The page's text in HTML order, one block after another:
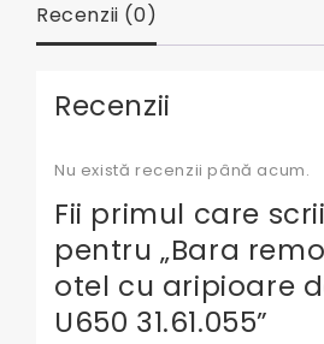
Recenzii (0)
Recenzii
Nu există recenzii până acum.
Fii primul care
pentru „Bara
otel cu aripioare
U650 31.61.055”